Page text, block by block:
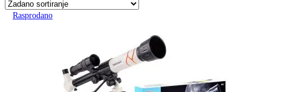
Rasprodano